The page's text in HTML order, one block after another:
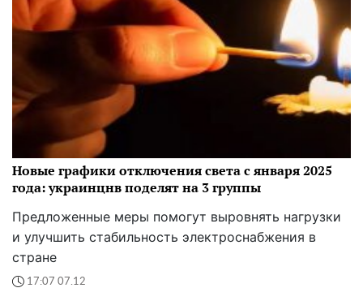
Новые графики отключения света с января 2025
года: украинцнв поделят на 3 группы
Предложенные меры помогут выровнять нагрузки
и улучшить стабильность электроснабжения в
стране
17:07 07.12